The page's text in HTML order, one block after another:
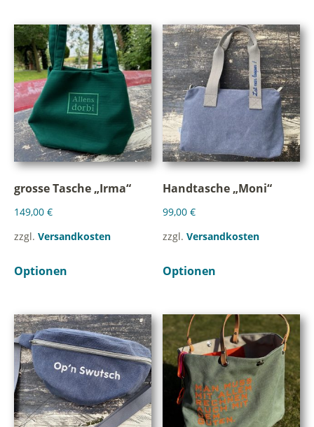
grosse Tasche „Irma“
149,00 €
zzgl. Versandkosten
Optionen
Handtasche „Moni“
99,00€
zzgl.Versandkosten
Optionen